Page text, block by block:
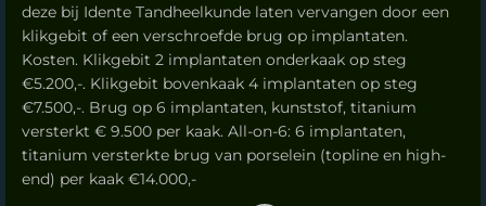
deze bij Idente Tandheelkunde laten vervangen door een
klikgebit of een verschroefde brug op implantaten.
Kosten. Klikgebit 2 implantaten onderkaak op steg
€5.200,-. Klikgebit bovenkaak 4 implantaten op steg
€7.500,-. Brug op 6 implantaten, kunststof, titanium
versterkt € 9.500 per kaak. All-on-6: 6 implantaten,
titanium versterkte brug van porselein (topline en high-
end) per kaak €14.000,-